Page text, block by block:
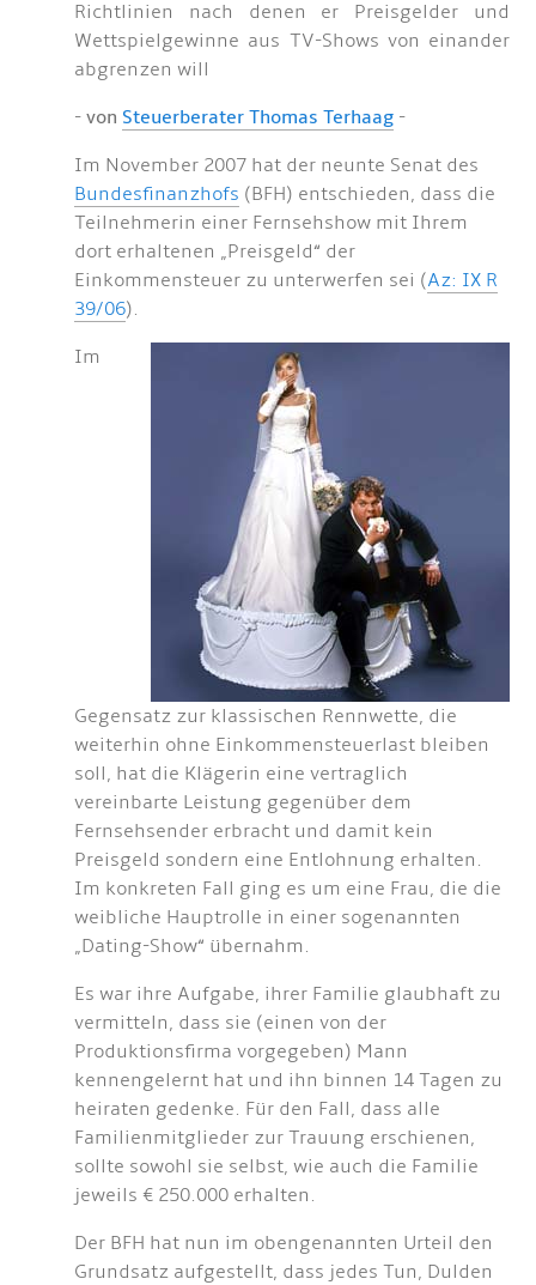
Richtlinien nach denen er Preisgelder und
Wettspielgewinne aus TV-Shows von einander
abgrenzen will
-von Steuerberater Thomas Terhaag -
Im November 2007 hat der neunte Senat des
Bundesfinanzhofs (BFH) entschieden, dass die
Teilnehmerin einer Fernsehshow mit Ihrem
dort erhaltenen „Preisgeld“ der
Einkommensteuer zu unterwerfen sei (Az: IX R
39/06).
Im
Gegensatz zur klassischen Rennwette, die
weiterhin ohne Einkommensteuerlast bleiben
soll, hat die Klägerin eine vertraglich
vereinbarte Leistung gegenüber dem
Fernsehsender erbracht und damit kein
Preisgeld sondern eine Entlohnung erhalten.
Im konkreten Fall ging es um eine Frau, die die
weibliche Hauptrolle in einer sogenannten
„Dating-Show“ übernahm.
Es war ihre Aufgabe, ihrer Familie glaubhaft zu
vermitteln, dass sie (einen von der
Produktionsfirma vorgegeben) Mann
kennengelernt hat und ihn binnen 14 Tagen zu
heiraten gedenke. Für den Fall, dass alle
Familienmitglieder zur Trauung erschienen,
sollte sowohl sie selbst, wie auch die Familie
jeweils € 250.000 erhalten.
Der BFH hat nun im obengenannten Urteil den
Grundsatz aufgestellt, dass jedes Tun, Dulden